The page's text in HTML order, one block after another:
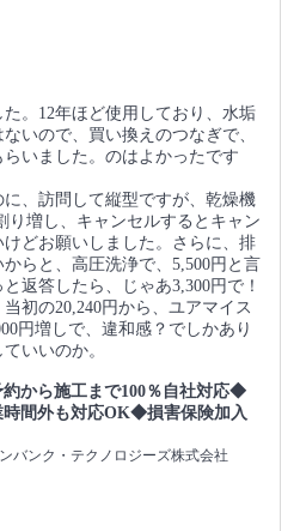
。12年ほど使用しており、水垢
いので、買い換えのつなぎで、
いました。のはよかったです
、訪問して縦型ですが、乾燥機
り増し、キャンセルするとキャン
どお願いしました。さらに、排
らと、高圧洗浄で、5,500円と言
返答したら、じゃあ3,300円で！
初の20,240円から、ユアマイス
円増しで、違和感？でしかあり
いいのか。
から施工まで100％自社対応◆
時間外も対応OK◆損害保険加入
バンク・テクノロジーズ株式会社